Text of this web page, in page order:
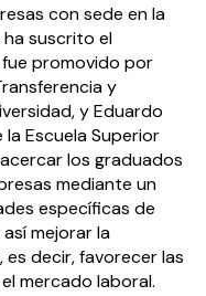
con sede en la
ha suscrito el
fue promovido por
y
y Eduardo
Escuela Superior
los graduados
mediante un
específicas de
mejorar la
decir, favorecer las
mercado laboral.